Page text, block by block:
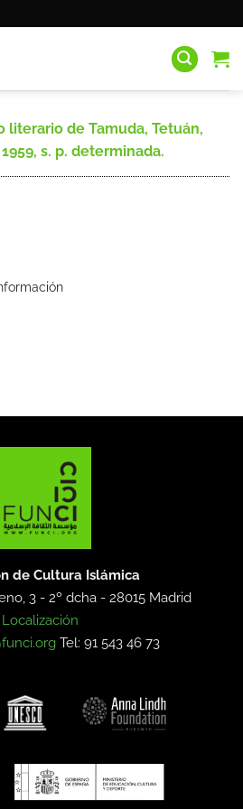
literario de Tamuda, Tetuán,
s. p. determinada.
de Cultura Islámica
3 - 2º dcha -28015 Madrid
Localización
Tel: 91 543 46 73